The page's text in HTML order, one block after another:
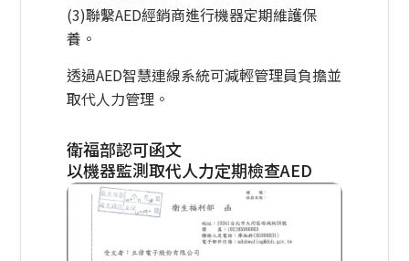
(3)聯繫AED經銷商進行機器定期維護保
養。
透過AED智慧連線系統可減輕管理員負擔並
取代人力管理。
衛福部認可函文
以機器監測取代人力定期檢查AED